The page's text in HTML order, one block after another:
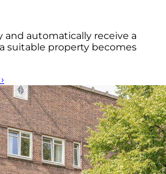
and automatically receive a
suitable property becomes
›